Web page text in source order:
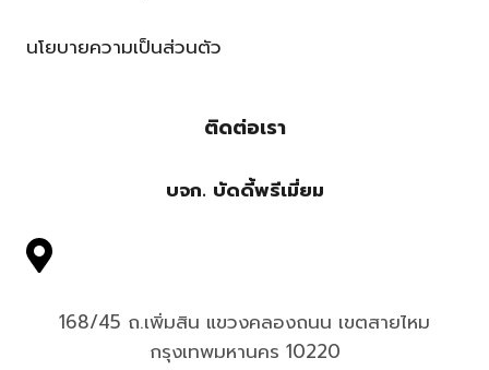
นโยบายความเป็นส่วนตัว
ติดต่อเรา
บจก. บัดดี้พรีเมี่ยม
168/45 ถ.เพิ่มสิน แขวงคลองถนน เขตสายไหม
กรุงเทพมหานคร 10220